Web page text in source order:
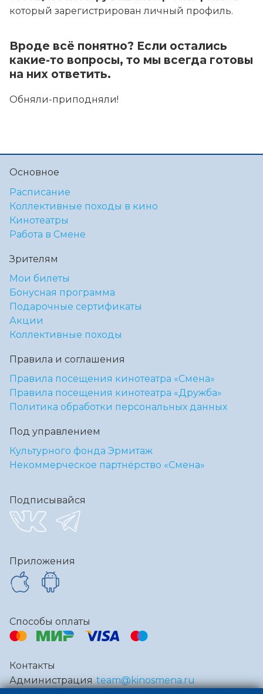
который зарегистрирован личный профиль.
Вроде всё понятно? Если остались
какие-то вопросы, то мы всегда готовы
на них ответить.
Обняли-приподняли!
Основное
Расписание
Коллективные походы в кино
Кинотеатры
Работа в Смене
Зрителям
Мои билеты
Бонусная программа
Подарочные сертификаты
Акции
Коллективные походы
Правила и соглашения
Правила посещения кинотеатра «Смена»
Правила посещения кинотеатра «Дружба»
Политика обработки персональных данных
Под управлением
Культурного фонда Эрмитаж
Некоммерческое партнёрство «Смена»
Подписывайся
Приложения
Способы оплаты
Контакты
Администрация team@kinosmena.ru